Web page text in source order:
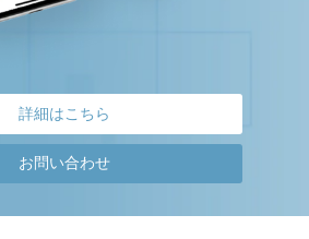
詳細はこちら
お問い合わせ